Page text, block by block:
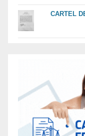
CARTEL